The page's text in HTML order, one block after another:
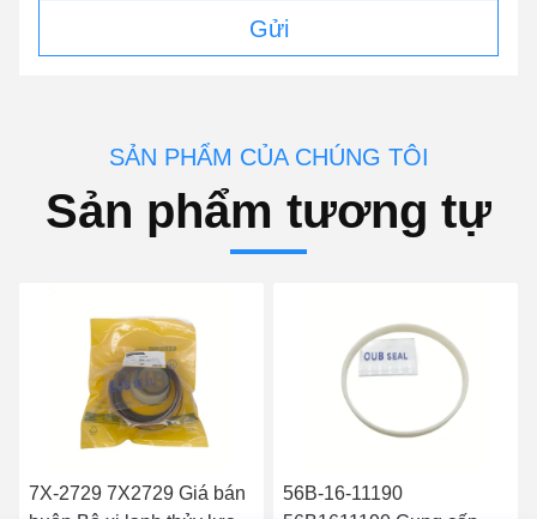
Gửi
SẢN PHẨM CỦA CHÚNG TÔI
Sản phẩm tương tự
7X-2729 7X2729 Giá bán
56B-16-11190